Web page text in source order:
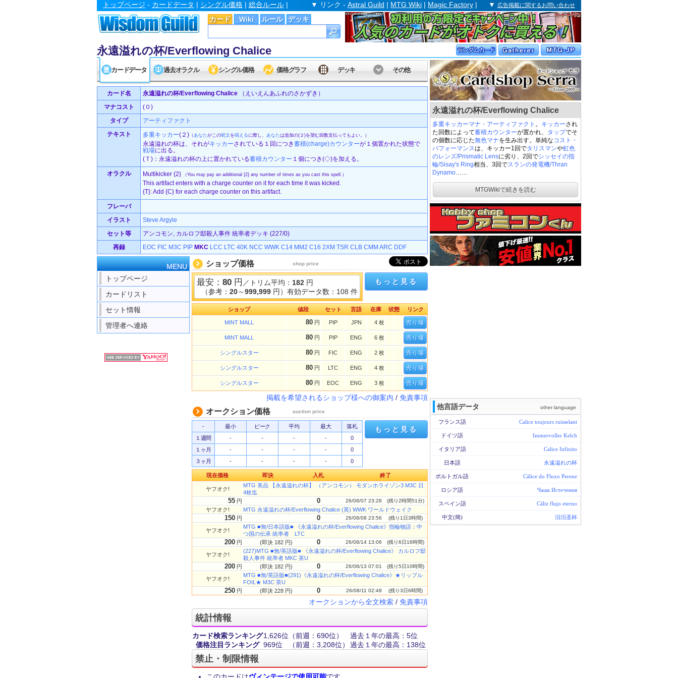
カード Wiki ルール デッキ
トップページ - カードデータ | シングル価格 | 総合ルール | ▼ リンク - Astral Guild | MTG Wiki | Magic Factory | ▼ 広告掲載に関するお問い合わせ
永遠溢れの杯/Everflowing Chalice
永遠溢れの杯/Everflowing Chalice
多重キッカーマナ・アーティファクト 。 キッカーされ
た回数によって蓄積カウンターが置かれ、 タップでそ
の個数に応じた無色マナを生み出す。単純なコスト・
パフォーマンスは、キッカー1回でタリスマンや虹色
のレンズ/Prismatic Lensに劣り、2回でシッセイの指
輪/Sisay's Ring相当、3回でスランの発電機/Thran
Dynamo……
MTGWikiで続きを読む
他言語データ other language
フランス語 Calice toujours ruisselant
ドイツ語 Immervoller Kelch
イタリア語 Calice Infinito
日本語 永遠溢れの杯
ポルトガル語 Cálice do Fluxo Perene
ロシア語 Чаша Истечения
スペイン語 Cáliz flujo eterno
中文(簡) 汨汨圣杯
カードデータ 過去オラクル シングル価格 価格グラフ デッキ その他
カード名 永遠溢れの杯/Everflowing Chalice （えいえんあふれのさかずき）
マナコスト
(０)
タイプ
アーティファクト
テキスト
多重キッカー(２) （あなたがこの呪文を唱えるに際し、 あなたは追加の(２)を望む回数支払ってもよい。）
永遠溢れの杯は、それがキッカーされている１回につき蓄積(charge)カウンターが１個置かれた状態で
戦場に出る。
(Ｔ)：永遠溢れの杯の上に置かれている蓄積カウンター １個につき(◇)を加える。
オラクル Multikicker {2} （You may pay an additional {2} any number of times as you cast this spell.）
This artifact enters with a charge counter on it for each time it was kicked.
{T}: Add {C} for each charge counter on this artifact.
フレーバ
イラスト
Steve Argyle
セット等
アンコモン, カルロフ邸殺人事件 統率者デッキ (227/0)
再録
EOC FIC M3C PIP MKC LCC LTC 40K NCC WWK C14 MM2 C16 2XM TSR CLB CMM ARC DDF
MENU
トップページ
カードリスト
セット情報
管理者へ連絡
ショップ価格 shop price
最安： 80 円 ／トリム平均： 182 円
（参考： 20～999,999 円）有効データ数：108 件
もっと見る
ショップ 値段 セット 言語 在庫 状態 リンク
MINT MALL 80 円 PIP JPN 4 枚 売り場
MINT MALL 80 円 PIP ENG 6 枚 売り場
シングルスター 80 円 FIC ENG 2 枚 売り場
シングルスター 80 円 LTC ENG 4 枚 売り場
シングルスター 80 円 EOC ENG 3 枚 売り場
掲載を希望されるショップ様への御案内 / 免責事項
オークション価格 auction price
- 最小 ピーク 平均 最大
落札
１週間
- - - -
0
１ヶ月
- - - -
0
３ヶ月
- - - - 0
もっと見る
現在価格 即決 入札 終了
ヤフオク!
MTG 美品 【永遠溢れの杯】 （アンコモン） モダンホライゾン3 M3C 日
4枚迄
55 円 0 26/08/07 23:28 (残り2時間51分)
ヤフオク! MTG 永遠溢れの杯/Everflowing Chalice (英) WWK ワールドウェイク
150 円 0 26/08/08 23:56 (残り1日3時間)
ヤフオク!
MTG ■無/日本語版■ 《永遠溢れの杯/Everflowing Chalice》指輪物語：中
つ国の伝承 統率者 LTC
200 円 (即決 182 円) 0 26/08/14 13:06 (残り6日16時間)
ヤフオク!
(227)MTG ■無/英語版■ 《永遠溢れの杯/Everflowing Chalice》 カルロフ邸
殺人事件 統率者 MKC 茶U
200 円 (即決 182 円) 0 26/08/13 07:01 (残り5日10時間)
ヤフオク!
MTG ■無/英語版■(291)《永遠溢れの杯/Everflowing Chalice》★リップル
FOIL★ M3C 茶U
250 円 (即決 228 円) 0 26/08/11 02:49 (残り3日6時間)
オークションから全文検索 / 免責事項
統計情報
カード検索ランキング1,626位 （前週：690位）
過去１年の最高：5位
価格注目ランキング 969位 （前週：3,208位） 過去１年の最高：138位
禁止・制限情報